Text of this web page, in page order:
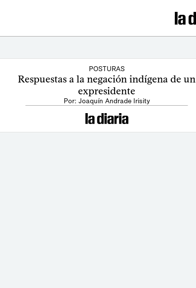
POSTURAS
Respuestas a la negación indígena de un
expresidente
Por: Joaquín Andrade Irisity